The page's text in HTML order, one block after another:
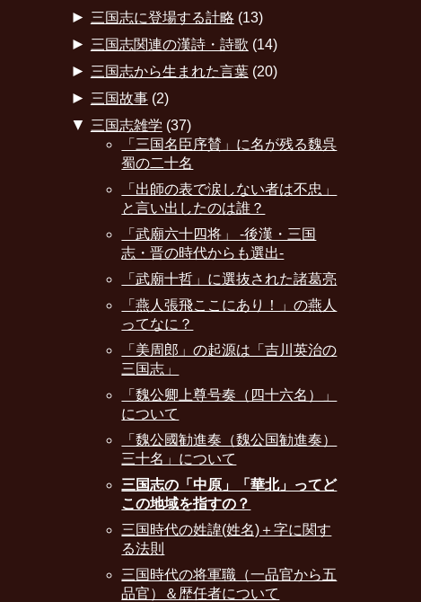
► 三国志に登場する計略 (13)
► 三国志関連の漢詩・詩歌 (14)
► 三国志から生まれた言葉(20)
► 三国故事(2)
▼ 三国志雑学 (37)
「三国名臣序賛」に名が残る魏呉
蜀の二十名
「出師の表で涙しない者は不忠」
と言い出したのは誰？
「武廟六十四将」 -後漢・三国
志・晋の時代からも選出-
「武廟十哲」に選抜された諸葛亮
「燕人張飛ここにあり！」の燕人
ってなに？
「美周郎」の起源は「吉川英治の
三国志」
「魏公卿上尊号奏（四十六名）」
について
「魏公國勧進奏（魏公国勧進奏）
三十名」について
三国志の「中原」「華北」ってど
この地域を指すの？
三国時代の姓諱(姓名)＋字に関す
る法則
三国時代の将軍職（一品官から五
品官）＆歴任者について